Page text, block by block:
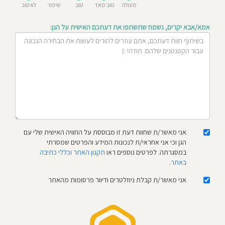
מעולה טוב מאד טוב
שיפור
לא טוב
אמא/אבא יקרים, נשמח שתשתפו את דעתכם האישית על הגן:
אני מאשר/ת שחוות דעת זו מבוססת על החוויה האישית שלי עם
הגן וכי אני אחראי/ת לנכונות המידע והפרטים שמסרתי
במסגרתה. לפרטים נוספים ראו תקנון האתר וכללי כתיבה
באתר.
אני מאשר/ת קבלת ניוזלטרים ודיוור פרסומות מהאתר